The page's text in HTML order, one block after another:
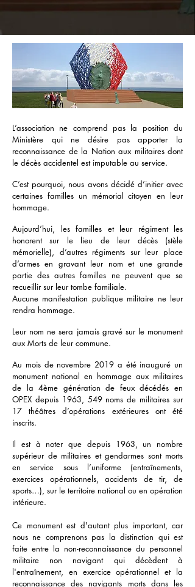
L’association ne comprend pas la position du
Ministère qui ne désire pas apporter la
reconnaissance de la Nation aux militaires dont
le décès accidentel est imputable au service.
C’est pourquoi, nous avons décidé d’initier avec
certaines familles un mémorial citoyen en leur
hommage.
Aujourd’hui, les familles et leur régiment les
honorent sur le lieu de leur décès (stèle
mémorielle), d’autres régiments sur leur place
d’armes en gravant leur nom et une grande
partie des autres familles ne peuvent que se
recueillir sur leur tombe familiale.
Aucune manifestation publique militaire ne leur
rendra hommage.
Leur nom ne sera jamais gravé sur le monument
aux Morts de leur commune.
Au mois de novembre 2019 a été inauguré un
monument national en hommage aux militaires
de la 4ème génération de feux décédés en
OPEX depuis 1963, 549 noms de militaires sur
17 théâtres d’opérations extérieures ont été
inscrits.
Il est à noter que depuis 1963, un nombre
supérieur de militaires et gendarmes sont morts
en service sous l’uniforme (entraînements,
exercices opérationnels, accidents de tir, de
sports…), sur le territoire national ou en opération
intérieure.
Ce monument est d'autant plus important, car
nous ne comprenons pas la distinction qui est
faite entre la non-reconnaissance du personnel
militaire non navigant qui décèdent à
l'entraînement, en exercice opérationnel et la
reconnaissance des navigants morts dans les